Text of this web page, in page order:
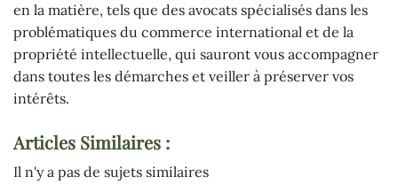
en la matière, tels que des avocats spécialisés dans les
problématiques du commerce international et de la
propriété intellectuelle, qui sauront vous accompagner
dans toutes les démarches et veiller à préserver vos
intérêts.
Articles Similaires :
Il n'y a pas de sujets similaires